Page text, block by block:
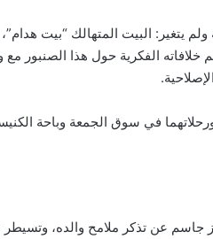
البيت المتهالك “بيت
20 سنة. يسترجع جاسم خلافاته الفكرية حول
في سوق الجمعة وباحة
جاسم عن تذكر ملامح والده،